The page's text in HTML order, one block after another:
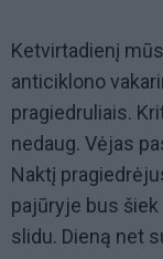
Ketvirtadienį
anticiklono
pragiedruliais.
nedaug. Vėjas
Naktį
pajūryje bus
slidu. Dieną net